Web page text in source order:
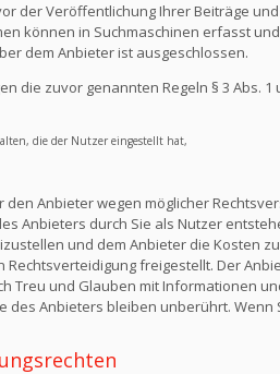
der Veröffentlichung Ihrer Beiträge
können in Suchmaschinen erfasst
dem Anbieter ist ausgeschlossen.
die zuvor genannten Regeln § 3 Abs.
die der Nutzer eingestellt hat,
den Anbieter wegen möglicher
Anbieters durch Sie als Nutzer
und dem Anbieter die Kosten
freigestellt. Der
Treu und Glauben mit Informationen
des Anbieters bleiben unberührt.